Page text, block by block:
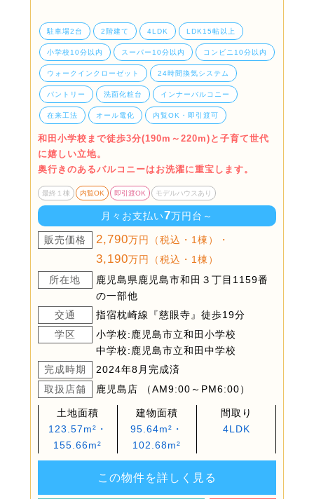
駐車場2台 2階建て 4LDK LDK15帖以上
小学校10分以内 スーパー10分以内 コンビニ10分以内
ウォークインクローゼット 24時間換気システム
パントリー 洗面化粧台 インナーバルコニー
在来工法 オール電化 内覧OK・即引渡可
和田小学校まで徒歩3分(190m～220m)と子育て世代
に嬉しい立地。
奥行きのあるバルコニーはお洗濯に重宝します。
最終１棟 内覧OK 即引渡OK モデルハウスあり
月々お支払い7万円台～
販売価格 2,790万円（税込・1棟）・
3,190万円（税込・1棟）
所在地
鹿児島県鹿児島市和田３丁目1159番
の一部他
交通
指宿枕崎線『慈眼寺』徒歩19分
学区
小学校:鹿児島市立和田小学校
中学校:鹿児島市立和田中学校
完成時期
2024年8月完成済
取扱店舗
鹿児島店 （AM9:00～PM6:00）
土地面積
123.57m²・
155.66m²
建物面積
95.64m²・
102.68m²
間取り
4LDK
この物件を詳しく見る